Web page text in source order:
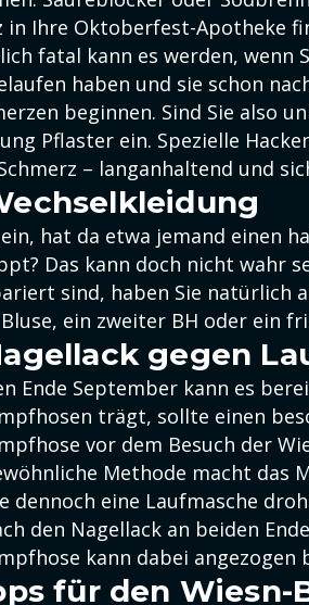
in Ihre Oktoberfest-Apotheke
fatal kann es werden, wenn
haben und sie schon
beginnen. Sind Sie also
Pflaster ein. Spezielle
– langanhaltend und
hat da etwa jemand einen
Das kann doch nicht wahr
sind, haben Sie natürlich
Bluse, ein zweiter BH oder ein
gegen
Ende September kann es
trägt, sollte einen
vor dem Besuch der
Methode macht das
dennoch eine Laufmasche
den Nagellack an beiden
kann dabei
für den Wiesn-